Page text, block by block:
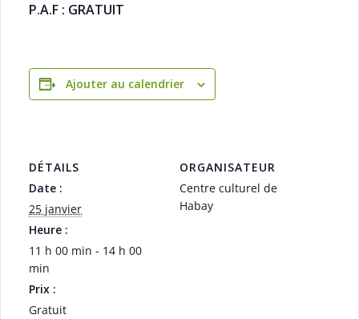
P.A.F : GRATUIT
Ajouter au calendrier
DÉTAILS
Date :
25 janvier
Heure :
11 h 00 min - 14 h 00
min
Prix :
Gratuit
ORGANISATEUR
Centre culturel de
Habay